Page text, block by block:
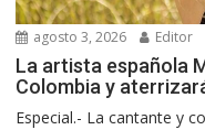
agosto 3, 2026 Editor
La artista española
Colombia y
Especial.- La cantante y